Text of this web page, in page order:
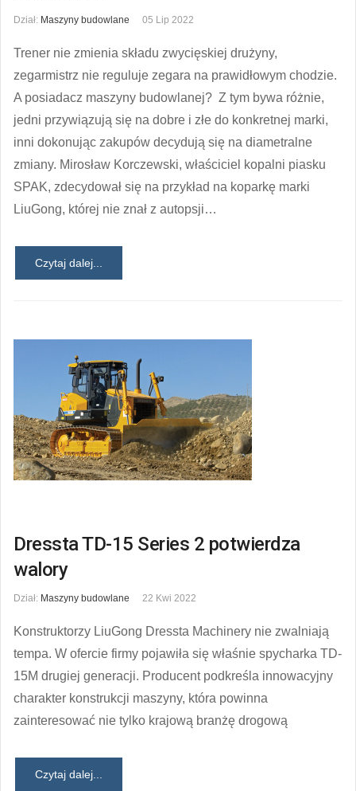
Dział: Maszyny budowlane 05 Lip 2022
Trener nie zmienia składu zwycięskiej drużyny,
zegarmistrz nie reguluje zegara na prawidłowym chodzie.
A posiadacz maszyny budowlanej? Z tym bywa różnie,
jedni przywiązują się na dobre i złe do konkretnej marki,
inni dokonując zakupów decydują się na diametralne
zmiany. Mirosław Korczewski, właściciel kopalni piasku
SPAK, zdecydował się na przykład na koparkę marki
LiuGong, której nie znał z autopsji…
Czytaj dalej...
Dressta TD-15 Series 2 potwierdza
walory
Dział: Maszyny budowlane 22 Kwi 2022
Konstruktorzy LiuGong Dressta Machinery nie zwalniają
tempa. W ofercie firmy pojawiła się właśnie spycharka TD-
15M drugiej generacji. Producent podkreśla innowacyjny
charakter konstrukcji maszyny, która powinna
zainteresować nie tylko krajową branżę drogową
Czytaj dalej...